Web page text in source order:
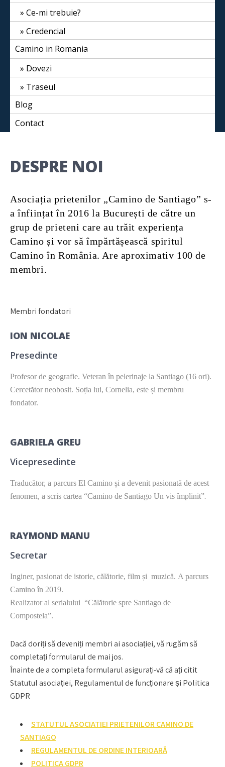
Ce-mi trebuie?
Credencial
Camino in Romania
Dovezi
Traseul
Blog
Contact
DESPRE NOI
Asociația prietenilor „Camino de Santiago” s-
a înființat în 2016 la București de către un
grup de prieteni care au trăit experiența
Camino și vor să împărtășească spiritul
Camino în România. Are aproximativ 100 de
membri.
Membri fondatori
ION NICOLAE
Presedinte
Profesor de geografie. Veteran în pelerinaje la Santiago (16 ori).
Cercetător neobosit. Soția lui, Cornelia, este și membru
fondator.
GABRIELA GREU
Vicepresedinte
Traducător, a parcurs El Camino și a devenit pasionată de acest
fenomen, a scris cartea “Camino de Santiago Un vis împlinit”.
RAYMOND MANU
Secretar
Inginer, pasionat de istorie, călătorie, film și muzică. A parcurs
Camino în 2019.
Realizator al serialului “Călătorie spre Santiago de
Compostela”.
Dacă doriți să deveniți membri ai asociației, vă rugăm să
completați formularul de mai jos.
Înainte de a completa formularul asigurați-vă că ați citit
Statutul asociației, Regulamentul de funcționare și Politica
GDPR
STATUTUL ASOCIATIEI PRIETENILOR CAMINO DE
SANTIAGO
REGULAMENTUL DE ORDINE INTERIOARĂ
POLITICA GDPR